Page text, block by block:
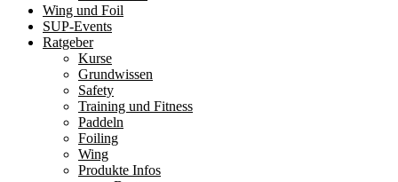
Wing und Foil
SUP-Events
Ratgeber
Kurse
Grundwissen
Safety
Training und Fitness
Paddeln
Foiling
Wing
Produkte Infos